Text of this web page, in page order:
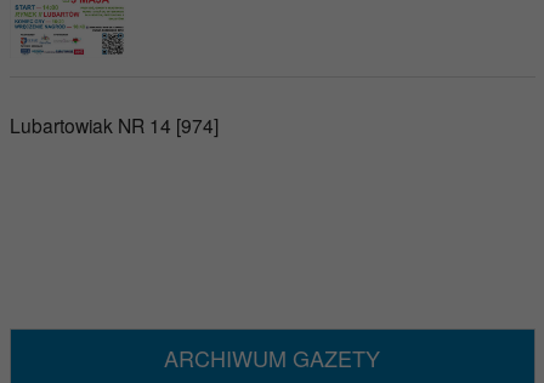
Lubartowiak NR 14 [974]
ARCHIWUM GAZETY